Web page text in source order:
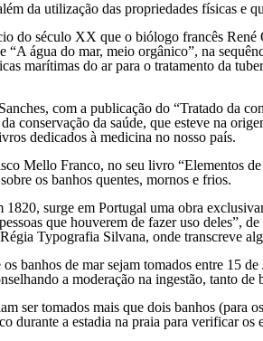
da utilização das propriedades físicas e
do século XX que o biólogo francês René
“A água do mar, meio orgânico”, na
marítimas do ar para o tratamento da
com a publicação do “Tratado da
conservação da saúde, que esteve na
dedicados à medicina no nosso país.
Mello Franco, no seu livro “Elementos
os banhos quentes, mornos e frios.
1820, surge em Portugal uma obra
que houverem de fazer uso deles”,
Typografia Silvana, onde transcreve
banhos de mar sejam tomados entre 15
a moderação na ingestão, tanto de
ser tomados mais que dois banhos (para
durante a estadia na praia para verificar os